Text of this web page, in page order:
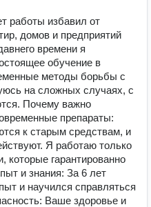
работы избавил от
домов и предприятий
времени я
обучение в
методы борьбы с
на сложных случаях, с
Почему важно
препараты:
к старым средствам, и
Я работаю только
гарантированно
и знания: За 6 лет
и научился справляться
Ваше здоровье и